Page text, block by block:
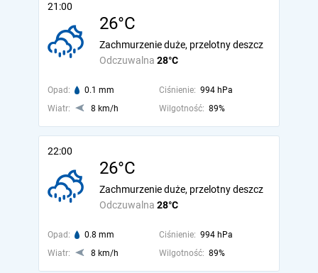
21:00
26°C
Odczuwalna 28°C
Zachmurzenie duże, przelotny deszcz
Opad: 0.1 mm Ciśnienie: 994 hPa
Wiatr:
8 km/h Wilgotność: 89%
22:00
26°C
Odczuwalna 28°C
Zachmurzenie duże, przelotny deszcz
Opad: 0.8 mm Ciśnienie: 994 hPa
Wiatr:
8 km/h Wilgotność: 89%